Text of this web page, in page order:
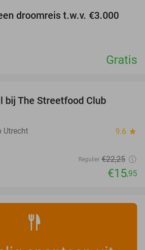
droomreis t.w.v. €3.000
Gratis
bij The Streetfood Club
Utrecht 9.6 star
Regulier €22,25
€15,95